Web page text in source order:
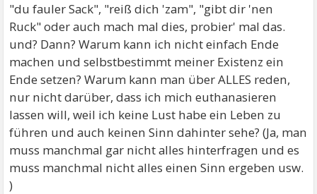
"du fauler Sack", "reiß dich 'zam", "gibt dir 'nen
Ruck" oder auch mach mal dies, probier' mal das.
und? Dann? Warum kann ich nicht einfach Ende
machen und selbstbestimmt meiner Existenz ein
Ende setzen? Warum kann man über ALLES reden,
nur nicht darüber, dass ich mich euthanasieren
lassen will, weil ich keine Lust habe ein Leben zu
führen und auch keinen Sinn dahinter sehe? (Ja, man
muss manchmal gar nicht alles hinterfragen und es
muss manchmal nicht alles einen Sinn ergeben usw.
)